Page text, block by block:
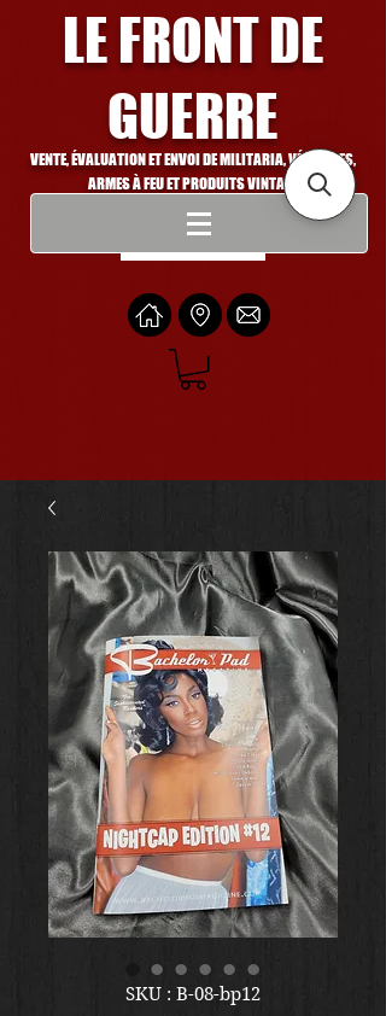
LE FRONT DE
GUERRE
VENTE, ÉVALUATION ET ENVOI DE MILITARIA, VÉHICULES,
ARMES À FEU ET PRODUITS VINTAGE
Se connecter
SKU : B-08-bp12